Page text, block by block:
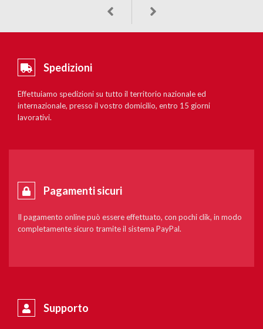
Spedizioni
Effettuiamo spedizioni su tutto il territorio nazionale ed
internazionale, presso il vostro domicilio, entro 15 giorni
lavorativi.
Pagamenti sicuri
Il pagamento online può essere effettuato, con pochi clik, in modo
completamente sicuro tramite il sistema PayPal.
Supporto